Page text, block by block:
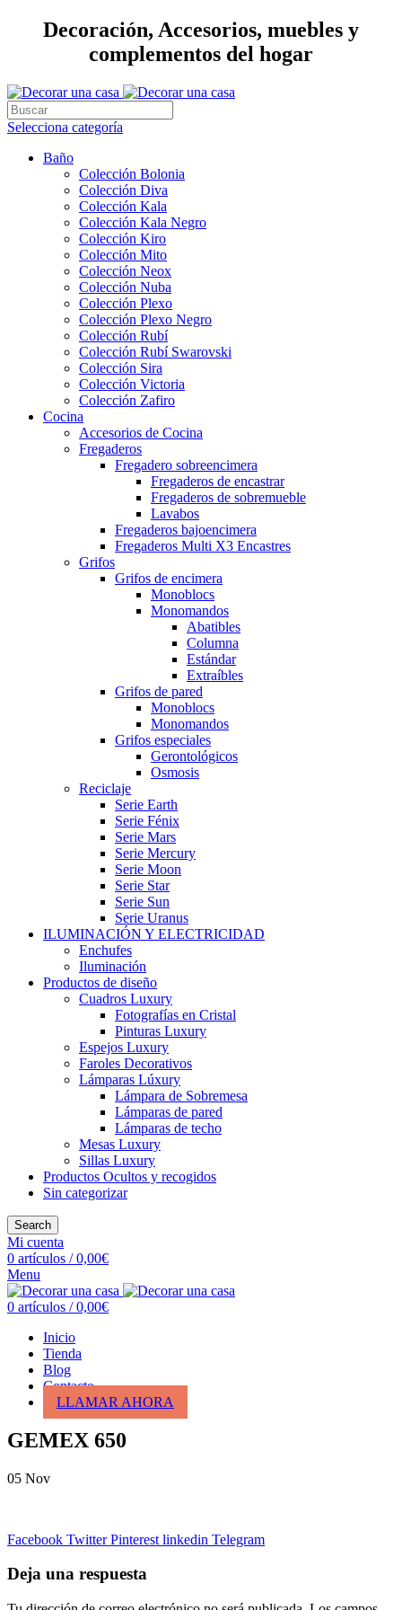
Decoración, Accesorios, muebles y
complementos del hogar
Selecciona categoría
Baño
Colección Bolonia
Colección Diva
Colección Kala
Colección Kala Negro
Colección Kiro
Colección Mito
Colección Neox
Colección Nuba
Colección Plexo
Colección Plexo Negro
Colección Rubí
Colección Rubí Swarovski
Colección Sira
Colección Victoria
Colección Zafiro
Cocina
Accesorios de Cocina
Fregaderos
Fregadero sobreencimera
Fregaderos de encastrar
Fregaderos de sobremueble
Lavabos
Fregaderos bajoencimera
Fregaderos Multi X3 Encastres
Grifos
Grifos de encimera
Monoblocs
Monomandos
Abatibles
Columna
Estándar
Extraíbles
Grifos de pared
Monoblocs
Monomandos
Grifos especiales
Gerontológicos
Osmosis
Reciclaje
Serie Earth
Serie Fénix
Serie Mars
Serie Mercury
Serie Moon
Serie Star
Serie Sun
Serie Uranus
ILUMINACIÓN Y ELECTRICIDAD
Enchufes
Iluminación
Productos de diseño
Cuadros Luxury
Fotografías en Cristal
Pinturas Luxury
Espejos Luxury
Faroles Decorativos
Lámparas Lúxury
Lámpara de Sobremesa
Lámparas de pared
Lámparas de techo
Mesas Luxury
Sillas Luxury
Productos Ocultos y recogidos
Sin categorizar
Search
Mi cuenta
0 artículos / 0,00€
Menu
0 artículos / 0,00€
Inicio
Tienda
Blog
Contacto
LLAMAR AHORA
GEMEX 650
05 Nov
Facebook Twitter Pinterest linkedin Telegram
Deja una respuesta